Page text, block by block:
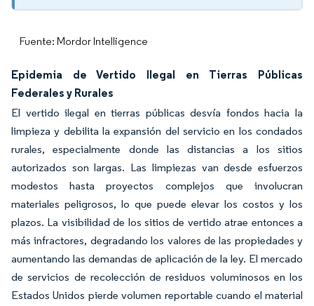
Fuente: Mordor Intelligence
Epidemia de Vertido Ilegal en Tierras Públicas
Federales y Rurales
El vertido ilegal en tierras públicas desvía fondos hacia la
limpieza y debilita la expansión del servicio en los condados
rurales, especialmente donde las distancias a los sitios
autorizados son largas. Las limpiezas van desde esfuerzos
modestos hasta proyectos complejos que involucran
materiales peligrosos, lo que puede elevar los costos y los
plazos. La visibilidad de los sitios de vertido atrae entonces a
más infractores, degradando los valores de las propiedades y
aumentando las demandas de aplicación de la ley. El mercado
de servicios de recolección de residuos voluminosos en los
Estados Unidos pierde volumen reportable cuando el material